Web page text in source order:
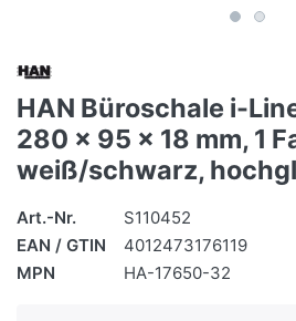
HAN Büroschale i-
280 x 95 x 18 mm, 1
weiß/schwarz,
Art.-Nr.
S110452
EAN / GTIN
4012473176119
MPN
HA-17650-32